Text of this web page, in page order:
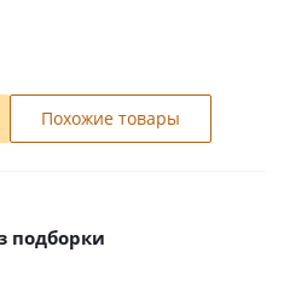
Похожие товары
подборки